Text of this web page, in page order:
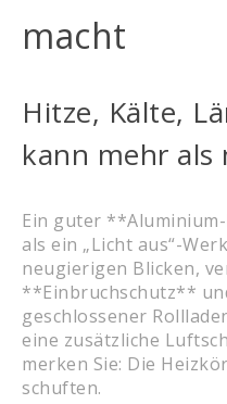
macht
Hitze, Kälte,
kann mehr
Ein guter
als ein „Licht aus“-
neugierigen Blicken,
**Einbruchschutz**
geschlossener
eine zusätzliche
merken Sie: Die
schuften.